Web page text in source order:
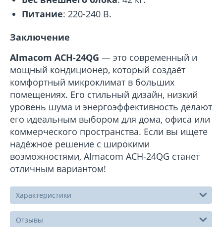
Питание: 220-240 В.
Заключение
Almacom ACH-24QG — это современный и
мощный кондиционер, который создаёт
комфортный микроклимат в больших
помещениях. Его стильный дизайн, низкий
уровень шума и энергоэффективность делают
его идеальным выбором для дома, офиса или
коммерческого пространства. Если вы ищете
надёжное решение с широкими
возможностями, Almacom ACH-24QG станет
отличным вариантом!
Характеристики
Отзывы